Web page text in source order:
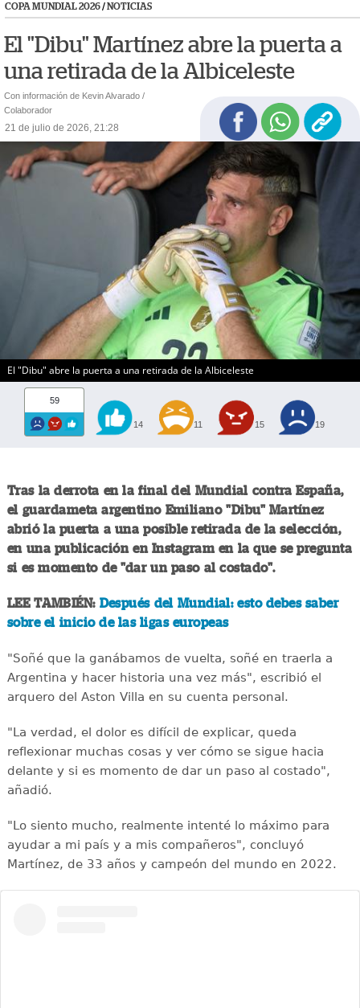
COPA MUNDIAL 2026/ NOTICIAS
El "Dibu" Martínez abre la puerta a
una retirada de la Albiceleste
Con información de Kevin Alvarado /
Colaborador
21 de julio de 2026, 21:28
El "Dibu" abre la puerta a una retirada de la Albiceleste
59
14 11 15 19
Tras la derrota en la final del Mundial contra España,
el guardameta argentino Emiliano "Dibu" Martínez
abrió la puerta a una posible retirada de la selección,
en una publicación en Instagram en la que se pregunta
si es momento de "dar un paso al costado".
LEE TAMBIÉN: Después del Mundial: esto debes saber
sobre el inicio de las ligas europeas
"Soñé que la ganábamos de vuelta, soñé en traerla a
Argentina y hacer historia una vez más", escribió el
arquero del Aston Villa en su cuenta personal.
"La verdad, el dolor es difícil de explicar, queda
reflexionar muchas cosas y ver cómo se sigue hacia
delante y si es momento de dar un paso al costado",
añadió.
"Lo siento mucho, realmente intenté lo máximo para
ayudar a mi país y a mis compañeros", concluyó
Martínez, de 33 años y campeón del mundo en 2022.